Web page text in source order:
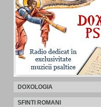
DOXOLOGIA
SFINTI ROMANI